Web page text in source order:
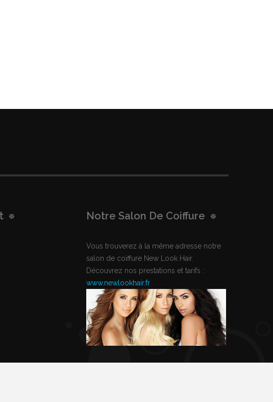
Notre Salon De Coiffure
Vous trouverez à la même adresse notre
salon de coiffure New Look Hair.
Découvrez nos prestations et tarifs :
www.newlookhair.fr